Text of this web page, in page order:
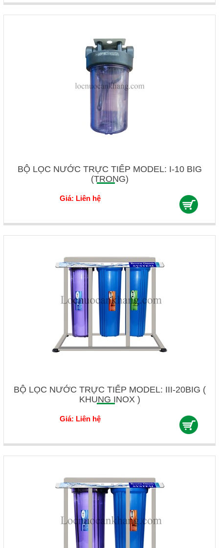
BỘ LỌC NƯỚC TRỰC TIẾP MODEL: I-10 BIG
(TRONG)
Giá: Liên hệ
BỘ LỌC NƯỚC TRỰC TIẾP MODEL: III-20BIG (
KHUNG INOX )
Giá: Liên hệ